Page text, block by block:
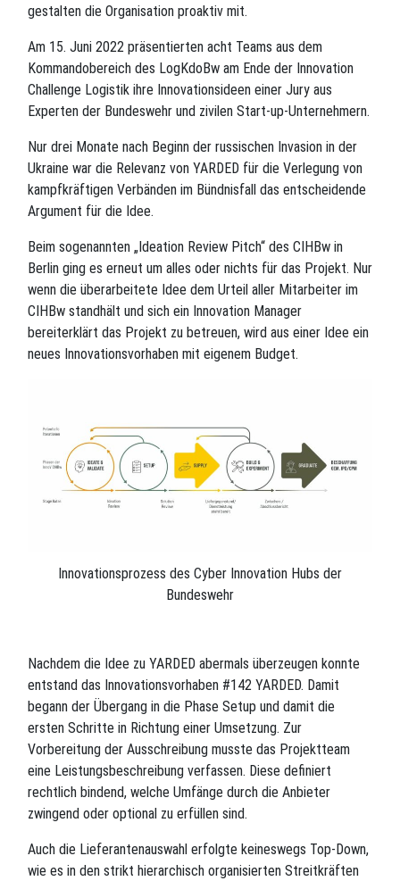
gestalten die Organisation proaktiv mit.
Am 15. Juni 2022 präsentierten acht Teams aus dem
Kommandobereich des LogKdoBw am Ende der Innovation
Challenge Logistik ihre Innovationsideen einer Jury aus
Experten der Bundeswehr und zivilen Start-up-Unternehmern.
Nur drei Monate nach Beginn der russischen Invasion in der
Ukraine war die Relevanz von YARDED für die Verlegung von
kampfkräftigen Verbänden im Bündnisfall das entscheidende
Argument für die Idee.
Beim sogenannten „Ideation Review Pitch“ des CIHBw in
Berlin ging es erneut um alles oder nichts für das Projekt. Nur
wenn die überarbeitete Idee dem Urteil aller Mitarbeiter im
CIHBw standhält und sich ein Innovation Manager
bereiterklärt das Projekt zu betreuen, wird aus einer Idee ein
neues Innovationsvorhaben mit eigenem Budget.
Innovationsprozess des Cyber Innovation Hubs der
Bundeswehr
Nachdem die Idee zu YARDED abermals überzeugen konnte
entstand das Innovationsvorhaben #142 YARDED. Damit
begann der Übergang in die Phase Setup und damit die
ersten Schritte in Richtung einer Umsetzung. Zur
Vorbereitung der Ausschreibung musste das Projektteam
eine Leistungsbeschreibung verfassen. Diese definiert
rechtlich bindend, welche Umfänge durch die Anbieter
zwingend oder optional zu erfüllen sind.
Auch die Lieferantenauswahl erfolgte keineswegs Top-Down,
wie es in den strikt hierarchisch organisierten Streitkräften